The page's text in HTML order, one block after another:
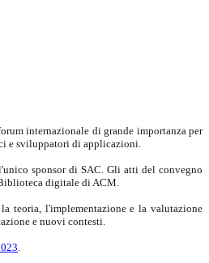
internazionale di grande importanza per
e sviluppatori di applicazioni.
sponsor di SAC. Gli atti del convegno
digitale di ACM.
teoria, l'implementazione e la valutazione
e nuovi contesti.